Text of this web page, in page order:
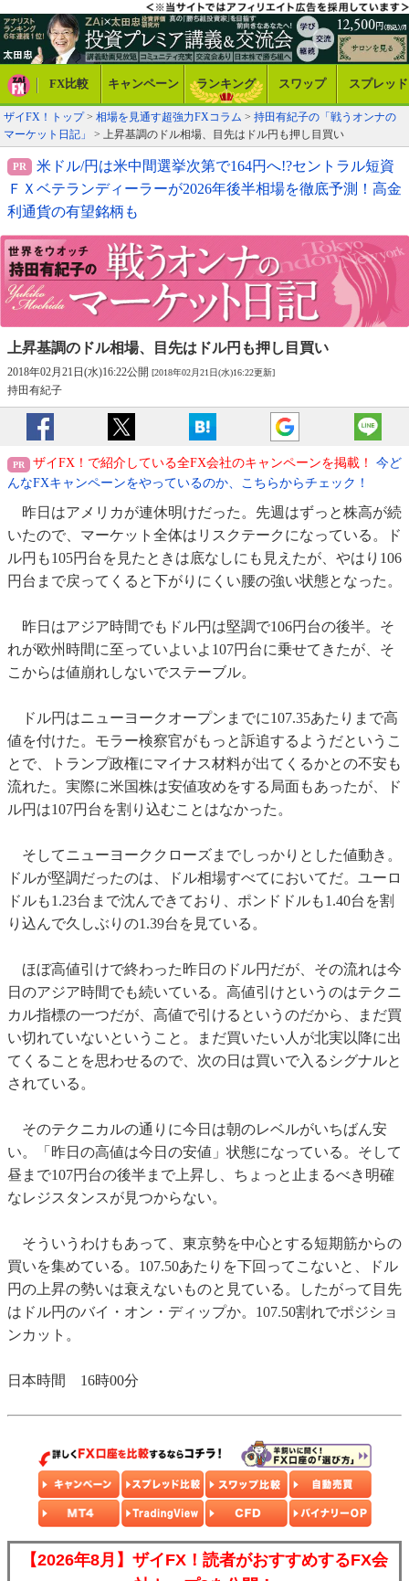
FX比較 キャンペーン ランキング スワップ スプレッド
ザイFX！トップ> 相場を見通す超強力FXコラム > 持田有紀子の「戦うオンナの
マーケット日記」
> 上昇基調のドル相場、目先はドル円も押し目買い
米ドル/円は米中間選挙次第で164円へ!?セントラル短資
ＦＸベテランディーラーが2026年後半相場を徹底予測！高金
利通貨の有望銘柄も
上昇基調のドル相場、 目先はドル円も押し目買い
2018年02月21日(水)16:22公開 [2018年02月21日(水)16:22更新]
持田有紀子
ザイFX！で紹介している全FX会社のキャンペーンを掲載！
今ど
んなFXキャンペーンをやっているのか、こちらからチェック！
昨日はアメリカが連休明けだった。先週はずっと株高が続
いたので、マーケット全体はリスクテークになっている。ド
ル円も105円台を見たときは底なしにも見えたが、やはり106
円台まで戻ってくると下がりにくい腰の強い状態となった。
昨日はアジア時間でもドル円は堅調で106円台の後半。そ
れが欧州時間に至っていよいよ107円台に乗せてきたが、そ
こからは値崩れしないでステーブル。
ドル円はニューヨークオープンまでに107.35あたりまで高
値を付けた。モラー検察官がもっと訴追するようだというこ
とで、トランプ政権にマイナス材料が出てくるかとの不安も
流れた。実際に米国株は安値攻めをする局面もあったが、ド
ル円は107円台を割り込むことはなかった。
そしてニューヨーククローズまでしっかりとした値動き。
ドルが堅調だったのは、ドル相場すべてにおいてだ。ユーロ
ドルも1.23台まで沈んできており、ポンドドルも1.40台を割
り込んで久しぶりの1.39台を見ている。
ほぼ高値引けで終わった昨日のドル円だが、その流れは今
日のアジア時間でも続いている。高値引けというのはテクニ
カル指標の一つだが、高値で引けるというのだから、まだ買
い切れていないということ。まだ買いたい人が北実以降に出
てくることを思わせるので、次の日は買いで入るシグナルと
されている。
そのテクニカルの通りに今日は朝のレベルがいちばん安
い。「昨日の高値は今日の安値」状態になっている。そして
昼まで107円台の後半まで上昇し、ちょっと止まるべき明確
なレジスタンスが見つからない。
そういうわけもあって、東京勢を中心とする短期筋からの
買いを集めている。107.50あたりを下回ってこないと、ドル
円の上昇の勢いは衰えないものと見ている。したがって目先
はドル円のバイ・オン・ディップか。107.50割れでポジショ
ンカット。
日本時間 16時00分
【2026年8月】ザイFX！読者がおすすめするFX会